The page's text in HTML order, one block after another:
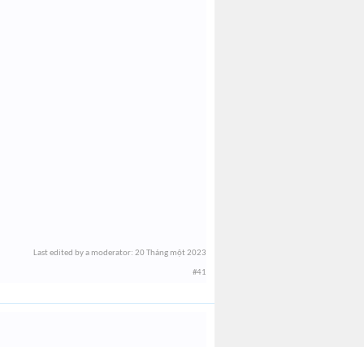
Last edited by a moderator: 20 Tháng một 2023
#41